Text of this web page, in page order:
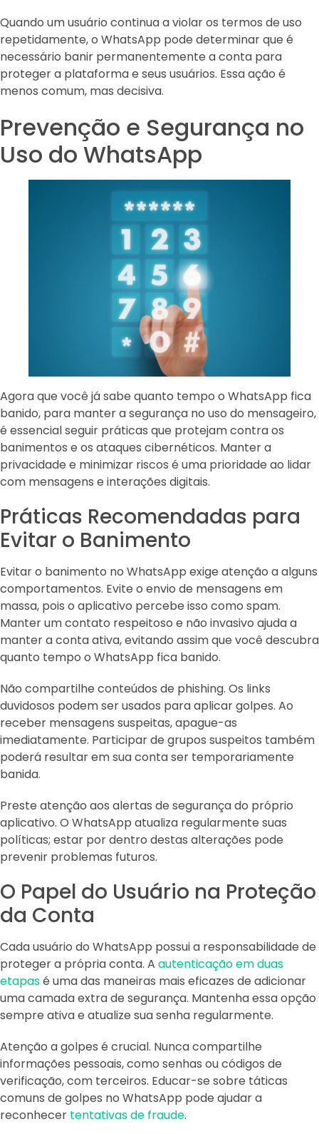
Quando um usuário continua a violar os termos de uso
repetidamente, o WhatsApp pode determinar que é
necessário banir permanentemente a conta para
proteger a plataforma e seus usuários. Essa ação é
menos comum, mas decisiva.
Prevenção e Segurança no
Uso do WhatsApp
Agora que você já sabe quanto tempo o WhatsApp fica
banido, para manter a segurança no uso do mensageiro,
é essencial seguir práticas que protejam contra os
banimentos e os ataques cibernéticos. Manter a
privacidade e minimizar riscos é uma prioridade ao lidar
com mensagens e interações digitais.
Práticas Recomendadas para
Evitar o Banimento
Evitar o banimento no WhatsApp exige atenção a alguns
comportamentos. Evite o envio de mensagens em
massa, pois o aplicativo percebe isso como spam.
Manter um contato respeitoso e não invasivo ajuda a
manter a conta ativa, evitando assim que você descubra
quanto tempo o WhatsApp fica banido.
Não compartilhe conteúdos de phishing. Os links
duvidosos podem ser usados para aplicar golpes. Ao
receber mensagens suspeitas, apague-as
imediatamente. Participar de grupos suspeitos também
poderá resultar em sua conta ser temporariamente
banida.
Preste atenção aos alertas de segurança do próprio
aplicativo. O WhatsApp atualiza regularmente suas
políticas; estar por dentro destas alterações pode
prevenir problemas futuros.
O Papel do Usuário na Proteção
da Conta
Cada usuário do WhatsApp possui a responsabilidade de
proteger a própria conta. A autenticação em duas
etapasé uma das maneiras mais eficazes de adicionar
uma camada extra de segurança. Mantenha essa opção
sempre ativa e atualize sua senha regularmente.
Atenção a golpes é crucial. Nunca compartilhe
informações pessoais, como senhas ou códigos de
verificação, com terceiros. Educar-se sobre táticas
comuns de golpes no WhatsApp pode ajudar a
reconhecer tentativas de fraude.